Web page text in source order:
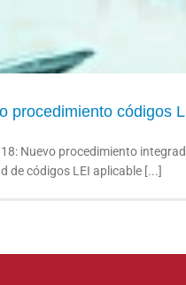
procedimiento códigos
Nuevo procedimiento
de códigos LEI aplicable [...]